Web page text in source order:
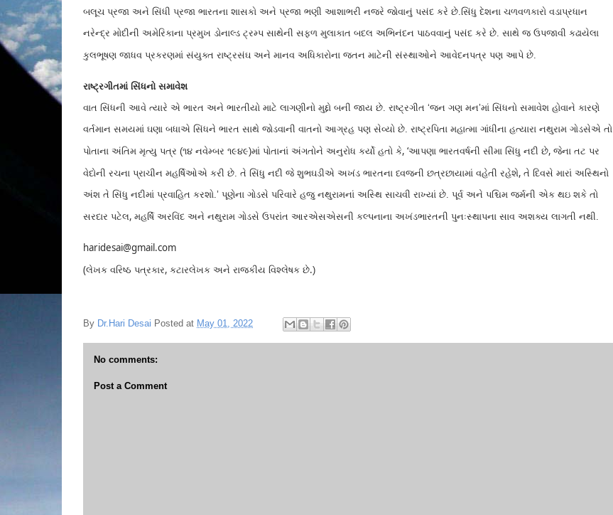
બલૂચ પ્રજા અને સિંધી પ્રજા ભારતના શાસકો અને પ્રજા ભણી આશાભરી નજરે જોવાનું પસંદ કરે છે.સિંધુ દેશના ચળવળકારો વડાપ્રધાન
નરેન્દ્ર મોદીની અમેરિકાના પ્રમુખ ડોનાલ્ડ ટ્રમ્પ સાથેની સફળ મુલાકાત બદલ અભિનંદન પાઠવવાનું પસંદ કરે છે. સાથે જ ઉપજાવી કઢાયેલા
કુલભૂષણ જાધવ પ્રકરણમાં સંયુક્ત રાષ્ટ્રસંઘ અને માનવ અધિકારોના જતન માટેની સંસ્થાઓને આવેદનપત્ર પણ આપે છે.
રાષ્ટ્રગીતમાં સિંધનો સમાવેશ
વાત સિંધની આવે ત્યારે એ ભારત અને ભારતીયો માટે લાગણીનો મુદ્દો બની જાય છે. રાષ્ટ્રગીત ‘જન ગણ મન’માં સિંધનો સમાવેશ હોવાને કારણે
વર્તમાન સમયમાં ઘણા બધાએ સિંધને ભારત સાથે જોડવાની વાતનો આગ્રહ પણ સેવ્યો છે. રાષ્ટ્રપિતા મહાત્મા ગાંધીના હત્યારા નથુરામ ગોડસેએ તો
પોતાના અંતિમ મૃત્યુ પત્ર (૧૪ નવેમ્બર ૧૯૪૯)માં પોતાનાં અંગતોને અનુરોધ કર્યો હતો કે, ‘આપણા ભારતવર્ષની સીમા સિંધુ નદી છે, જેના તટ પર
વેદોની રચના પ્રાચીન મહર્ષિઓએ કરી છે. તે સિંધુ નદી જે શુભઘડીએ અખંડ ભારતના ધ્વજની છત્રછાયામાં વહેતી રહેશે, તે દિવસે મારાં અસ્થિનો
અંશ તે સિંધુ નદીમાં પ્રવાહિત કરશો.’ પૂણેના ગોડસે પરિવારે હજુ નથુરામનાં અસ્થિ સાચવી રાખ્યાં છે. પૂર્વ અને પશ્ચિમ જર્મની એક થઇ શકે તો
સરદાર પટેલ, મહર્ષિ અરવિંદ અને નથુરામ ગોડસે ઉપરાંત આરએસએસની કલ્પનાના અખંડભારતની પુનઃસ્થાપના સાવ અશક્ય લાગતી નથી.
haridesai@gmail.com
(લેખક વરિષ્ઠ પત્રકાર, કટારલેખક અને રાજકીય વિશ્લેષક છે.)
By Dr.Hari Desai Posted at May 01, 2022
No comments:
Post a Comment